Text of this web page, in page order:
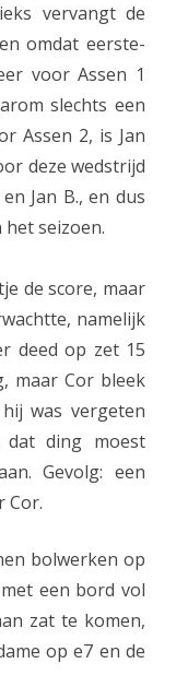
vervangt de
omdat eerste-
voor Assen 1
slechts een
Assen 2, is Jan
deze wedstrijd
Jan B., en dus
seizoen.
de score, maar
namelijk
deed op zet 15
maar Cor bleek
was vergeten
ding moest
Gevolg: een
Cor.
bolwerken op
een bord vol
zat te komen,
op e7 en de